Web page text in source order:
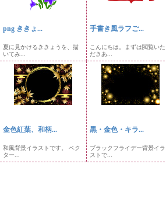
png ききょ...
夏に見かけるききょうを、描
いてみ...
手書き風ラフご...
こんにちは。まずは閲覧いた
だきあ...
金色紅葉、和柄...
和風背景イラストです。 ベク
ター...
黒・金色・キラ...
ブラックフライデー背景イラ
ストで...